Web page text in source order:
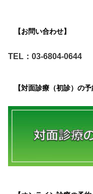
【お問い合わせ】
TEL：03-6804-0644
【対面診療（初診）の予